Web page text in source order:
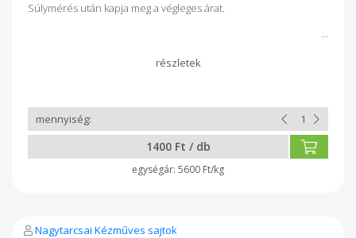
Súlymérés után kapja meg a végleges árat.
1400 Ft / db
5600 Ft/kg
Nagytarcsai Kézműves sajtok